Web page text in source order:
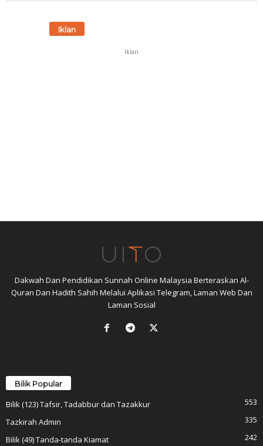
Iklan
Iklan
Dakwah Dan Pendidikan Sunnah Online Malaysia Berteraskan Al-
Quran Dan Hadith Sahih Melalui Aplikasi Telegram, Laman Web Dan
Laman Sosial
Bilik Popular
Bilik (123) Tafsir, Tadabbur dan Tazakkur
553
Tazkirah Admin
335
Bilik (49) Tanda-tanda Kiamat
242